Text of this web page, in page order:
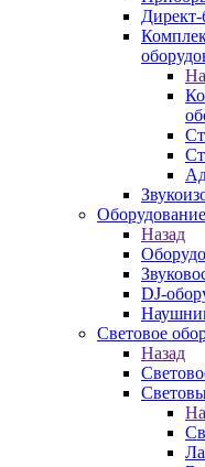
Назад
DJ-
Световое
Назад